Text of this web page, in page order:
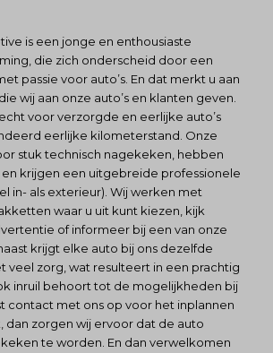
is een jonge en enthousiaste
die zich onderscheid door een
passie voor auto’s. En dat merkt u aan
wij aan onze auto’s en klanten geven.
voor verzorgde en eerlijke auto’s
eerlijke kilometerstand. Onze
stuk technisch nagekeken, hebben
krijgen een uitgebreide professionele
in- als exterieur). Wij werken met
waar u uit kunt kiezen, kijk
of informeer bij een van onze
krijgt elke auto bij ons dezelfde
veel zorg, wat resulteert in een prachtig
inruil behoort tot de mogelijkheden bij
contact met ons op voor het inplannen
dan zorgen wij ervoor dat de auto
te worden. En dan verwelkomen